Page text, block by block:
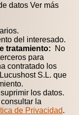
datos Ver más
del interesado.
tratamiento: No
para
contratado los
S.L. que
los datos.
la
de Privacidad.